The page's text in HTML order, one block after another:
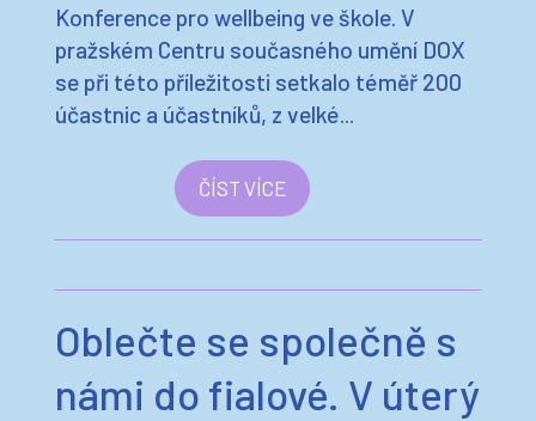
Konference pro wellbeing ve škole. V
pražském Centru současného umění DOX
se při této příležitosti setkalo téměř 200
účastnic a účastníků, z velké...
ČÍST VÍCE
Oblečte se společně s
námi do fialové. V úterý